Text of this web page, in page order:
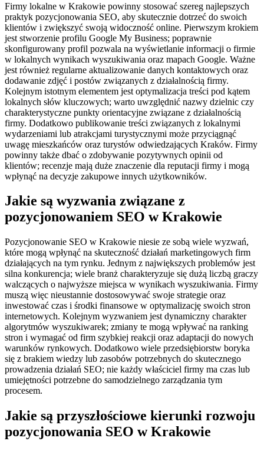
Firmy lokalne w Krakowie powinny stosować szereg najlepszych
praktyk pozycjonowania SEO, aby skutecznie dotrzeć do swoich
klientów i zwiększyć swoją widoczność online. Pierwszym krokiem
jest stworzenie profilu Google My Business; poprawnie
skonfigurowany profil pozwala na wyświetlanie informacji o firmie
w lokalnych wynikach wyszukiwania oraz mapach Google. Ważne
jest również regularne aktualizowanie danych kontaktowych oraz
dodawanie zdjęć i postów związanych z działalnością firmy.
Kolejnym istotnym elementem jest optymalizacja treści pod kątem
lokalnych słów kluczowych; warto uwzględnić nazwy dzielnic czy
charakterystyczne punkty orientacyjne związane z działalnością
firmy. Dodatkowo publikowanie treści związanych z lokalnymi
wydarzeniami lub atrakcjami turystycznymi może przyciągnąć
uwagę mieszkańców oraz turystów odwiedzających Kraków. Firmy
powinny także dbać o zdobywanie pozytywnych opinii od
klientów; recenzje mają duże znaczenie dla reputacji firmy i mogą
wpłynąć na decyzje zakupowe innych użytkowników.
Jakie są wyzwania związane z
pozycjonowaniem SEO w Krakowie
Pozycjonowanie SEO w Krakowie niesie ze sobą wiele wyzwań,
które mogą wpłynąć na skuteczność działań marketingowych firm
działających na tym rynku. Jednym z największych problemów jest
silna konkurencja; wiele branż charakteryzuje się dużą liczbą graczy
walczących o najwyższe miejsca w wynikach wyszukiwania. Firmy
muszą więc nieustannie dostosowywać swoje strategie oraz
inwestować czas i środki finansowe w optymalizację swoich stron
internetowych. Kolejnym wyzwaniem jest dynamiczny charakter
algorytmów wyszukiwarek; zmiany te mogą wpływać na ranking
stron i wymagać od firm szybkiej reakcji oraz adaptacji do nowych
warunków rynkowych. Dodatkowo wiele przedsiębiorstw boryka
się z brakiem wiedzy lub zasobów potrzebnych do skutecznego
prowadzenia działań SEO; nie każdy właściciel firmy ma czas lub
umiejętności potrzebne do samodzielnego zarządzania tym
procesem.
Jakie są przyszłościowe kierunki rozwoju
pozycjonowania SEO w Krakowie